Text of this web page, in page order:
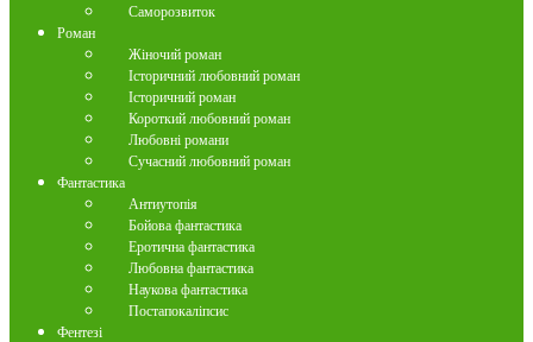
Саморозвиток
Роман
Жіночий роман
Історичний любовний роман
Історичний роман
Короткий любовний роман
Любовні романи
Сучасний любовний роман
Фантастика
Антиутопія
Бойова фантастика
Еротична фантастика
Любовна фантастика
Наукова фантастика
Постапокаліпсис
Фентезі